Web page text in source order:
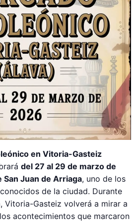
en Vitoria-Gasteiz
del 27 al 29 de marzo de
San Juan de Arriaga, uno de los
de la ciudad. Durante
Vitoria-Gasteiz volverá a mirar a
acontecimientos que marcaron